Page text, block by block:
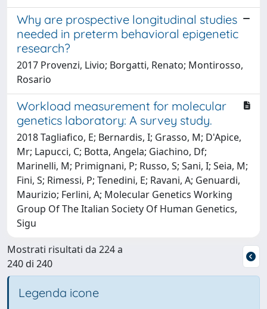
Why are prospective longitudinal studies
needed in preterm behavioral epigenetic
research?
2017 Provenzi, Livio; Borgatti, Renato; Montirosso,
Rosario
Workload measurement for molecular
genetics laboratory: A survey study.
2018 Tagliafico, E; Bernardis, I; Grasso, M; D'Apice,
Mr; Lapucci, C; Botta, Angela; Giachino, Df;
Marinelli, M; Primignani, P; Russo, S; Sani, I; Seia, M;
Fini, S; Rimessi, P; Tenedini, E; Ravani, A; Genuardi,
Maurizio; Ferlini, A; Molecular Genetics Working
Group Of The Italian Society Of Human Genetics,
Sigu
Mostrati risultati da 224 a
240 di 240
Legenda icone